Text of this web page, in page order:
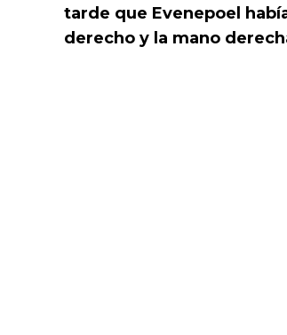
tarde que Evenepoel
derecho y la mano